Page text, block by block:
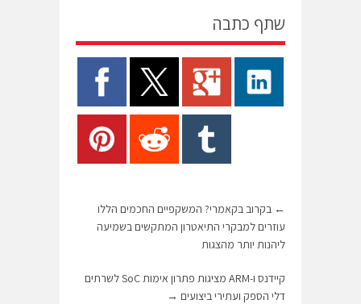
שתף כתבה
← בקרוב בקאמרי? המשקפיים החכמים הללו
עוזרים למבקרי התיאטרון המתקשים בשמיעה
ליהנות יותר מהצגות
קיידנס ו-ARM מציגות פתרון אימות SoC לשרתים
דלי הספק ועתירי ביצועים →